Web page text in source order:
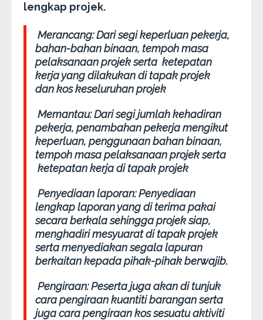
lengkap projek.
Merancang:Dari segi keperluan pekerja,
bahan-bahan binaan, tempoh masa
pelaksanaan projek serta ketepatan
kerja yang dilakukan di tapak projek
dan kos keseluruhan projek
Memantau:Dari segi jumlah kehadiran
pekerja, penambahan pekerja mengikut
keperluan, penggunaan bahan binaan,
tempoh masa pelaksanaan projek serta
ketepatan kerja di tapak projek
Penyediaan laporan: Penyediaan
lengkap laporan yang di terima pakai
secara berkala sehingga projek siap,
menghadiri mesyuarat di tapak projek
serta menyediakan segala lapuran
berkaitan kepada pihak-pihak berwajib.
Pengiraan:Peserta juga akan di tunjuk
cara pengiraan kuantiti barangan serta
juga cara pengiraan kos sesuatu aktiviti